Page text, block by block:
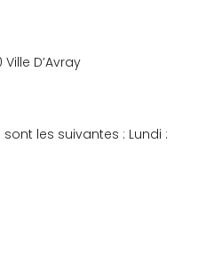
D’Avray
les suivantes : Lundi :